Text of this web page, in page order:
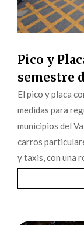
Pico y
semestre
El pico y placa
medidas para
municipios del
carros
y taxis, con una